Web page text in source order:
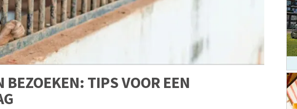
BEZOEKEN: TIPS VOOR EEN